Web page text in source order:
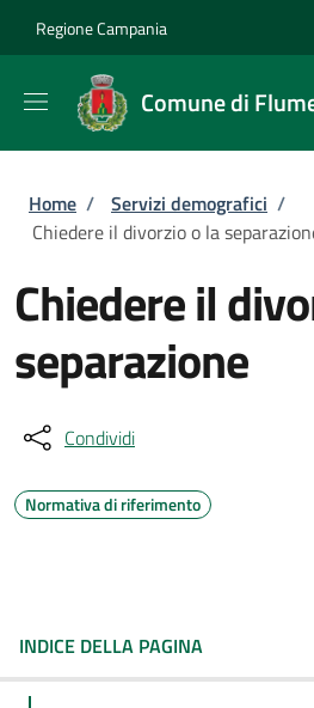
Regione Campania
Comune di
Briciole di pane
Home / Servizi demografici /
Chiedere il divorzio o la
Chiedere il
separazione
Condividi
Normativa di riferimento
INDICE DELLA PAGINA